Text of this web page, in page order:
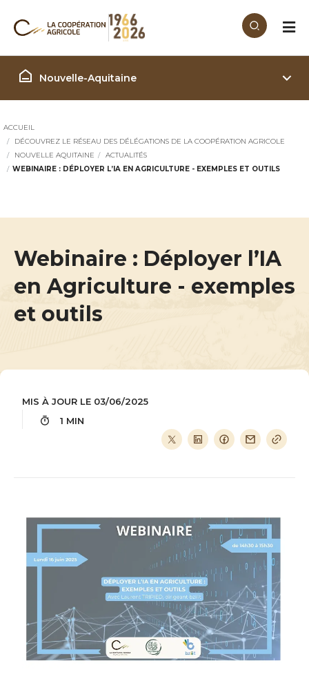
Région Nouvelle Aquitaine
Nouvelle-Aquitaine
ACCUEIL
DÉCOUVREZ LE RÉSEAU DES DÉLÉGATIONS DE LA COOPÉRATION AGRICOLE
NOUVELLE AQUITAINE
ACTUALITÉS
WEBINAIRE : DÉPLOYER L’IA EN AGRICULTURE - EXEMPLES ET OUTILS
Webinaire : Déployer l’IA
en Agriculture - exemples
et outils
MIS À JOUR LE 03/06/2025
1 MIN